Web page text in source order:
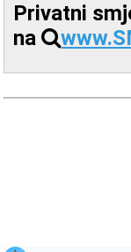
Privatni
na